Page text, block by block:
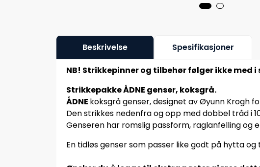
Beskrivelse Spesifikasjoner
NB! Strikkepinner og tilbehør følger ikke med
Strikkepakke ÅDNE genser, koksgrå.
ÅDNE koksgrå genser, designet av Øyunn Krogh
Den strikkes nedenfra og opp med dobbel tråd i
Genseren har romslig passform, raglanfelling
En tidløs genser som passer like godt på hytta og